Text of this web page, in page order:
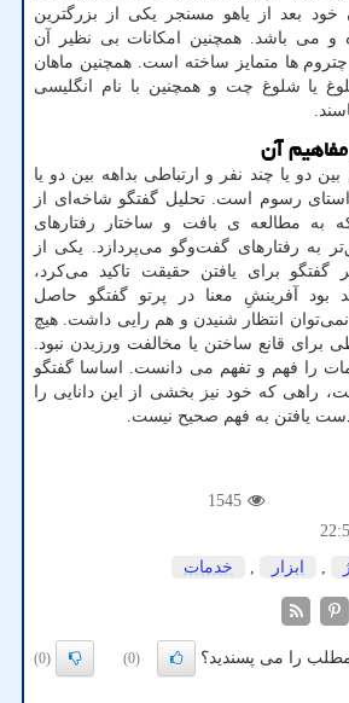
بعد از یاهو مسنجر یکی از بزرگترین
و می باشد. همچنین امکانات بی نظیر آن
ها متمایز ساخته است. همچنین ماهان
یا شلوغ چت و همچنین با نام انگلیسی
آن
دو یا چند نفر و ارتباطی بداهه بین دو یا
رسوم است. تحلیل گفتگو شاخه‌ای از
به مطالعه ی بافت و ساختار رفتارهای
به رفتارهای گفت‌وگو می‌پردازد. یکی از
گفتگو برای یافتن حقیقت تاکید می‌کرد،
بود آفرینشِ معنا در پرتو گفتگو حاصل
انتظار شنیدن و هم رایی داشت. هیچ
برای قانع ساختن یا مخالفت‌ ورزیدن نبود.
را فهم و تفهم می دانست. اساسا گفتگو
راهی که خود نیز بخشی از این دانایی را
دست یافتن به فهم صحیح نیست.
1545
, ابزار , خدمات
مطلب را می پسندید؟ (0)
(0)